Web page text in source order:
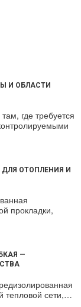
И ОБЛАСТИ
где требуется
ДЛЯ ОТОПЛЕНИЯ И
прокладки,
—
тепловой сети,…